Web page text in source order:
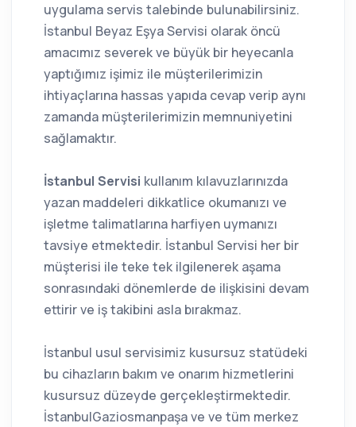
uygulama servis talebinde bulunabilirsiniz.
İstanbul Beyaz Eşya Servisi olarak öncü
amacımız severek ve büyük bir heyecanla
yaptığımız işimiz ile müşterilerimizin
ihtiyaçlarına hassas yapıda cevap verip aynı
zamanda müşterilerimizin memnuniyetini
sağlamaktır.
İstanbul Servisi kullanım kılavuzlarınızda
yazan maddeleri dikkatlice okumanızı ve
işletme talimatlarına harfiyen uymanızı
tavsiye etmektedir. İstanbul Servisi her bir
müşterisi ile teke tek ilgilenerek aşama
sonrasındaki dönemlerde de ilişkisini devam
ettirir ve iş takibini asla bırakmaz.
İstanbul usul servisimiz kusursuz statüdeki
bu cihazların bakım ve onarım hizmetlerini
kusursuz düzeyde gerçekleştirmektedir.
İstanbulGaziosmanpaşa ve ve tüm merkez